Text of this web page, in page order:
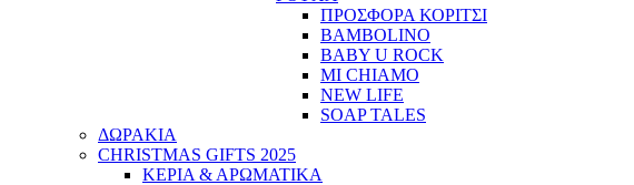
ΠΡΟΣΦΟΡΑ ΚΟΡΙΤΣΙ
BAMBOLINO
BABY U ROCK
MI CHIAMO
NEW LIFE
SOAP TALES
ΔΩΡΑΚΙΑ
CHRISTMAS GIFTS 2025
ΚΕΡΙΑ & ΑΡΩΜΑΤΙΚΑ